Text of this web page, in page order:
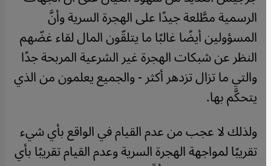
الرسمية مطَّلعة جيدًا على الهجرة السرية وأنَّ
المسؤولين أيضًا غالبًا ما يتلقّون المال لقاء غضّهم
النظر عن شبكات الهجرة غير الشرعية المربحة جدًا
والتي ما تزال تزدهر أكثر - والجميع يعلمون من الذي
يتحكَّم بها.
ولذلك لا عجب من عدم القيام في الواقع بأي شيء
تقريبًا لمواجهة الهجرة السرية وعدم القيام تقريبًا بأي